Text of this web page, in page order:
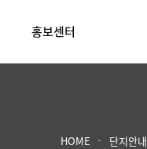
홍보센터
HOME 단지안내